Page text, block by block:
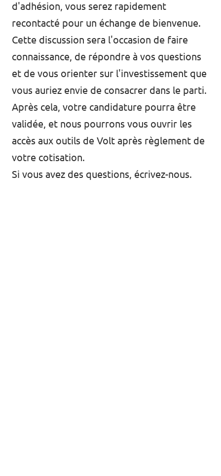
d'adhésion, vous serez rapidement
recontacté pour un échange de bienvenue.
Cette discussion sera l'occasion de faire
connaissance, de répondre à vos questions
et de vous orienter sur l'investissement que
vous auriez envie de consacrer dans le parti.
Après cela, votre candidature pourra être
validée, et nous pourrons vous ouvrir les
accès aux outils de Volt après règlement de
votre cotisation.
Si vous avez des questions, écrivez-nous.